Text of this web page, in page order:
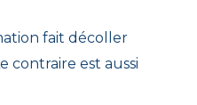
fait décoller
contraire est aussi